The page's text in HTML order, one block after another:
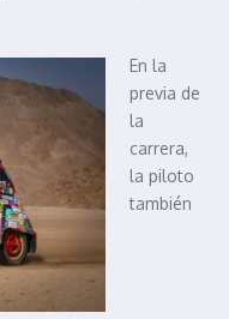
En la
previa de
la
carrera,
la piloto
también